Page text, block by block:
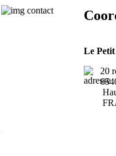
Le
20